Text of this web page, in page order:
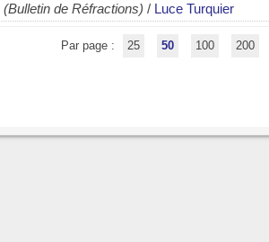
(Bulletin de Réfractions) / Luce Turquier
Par page : 25 50 100 200